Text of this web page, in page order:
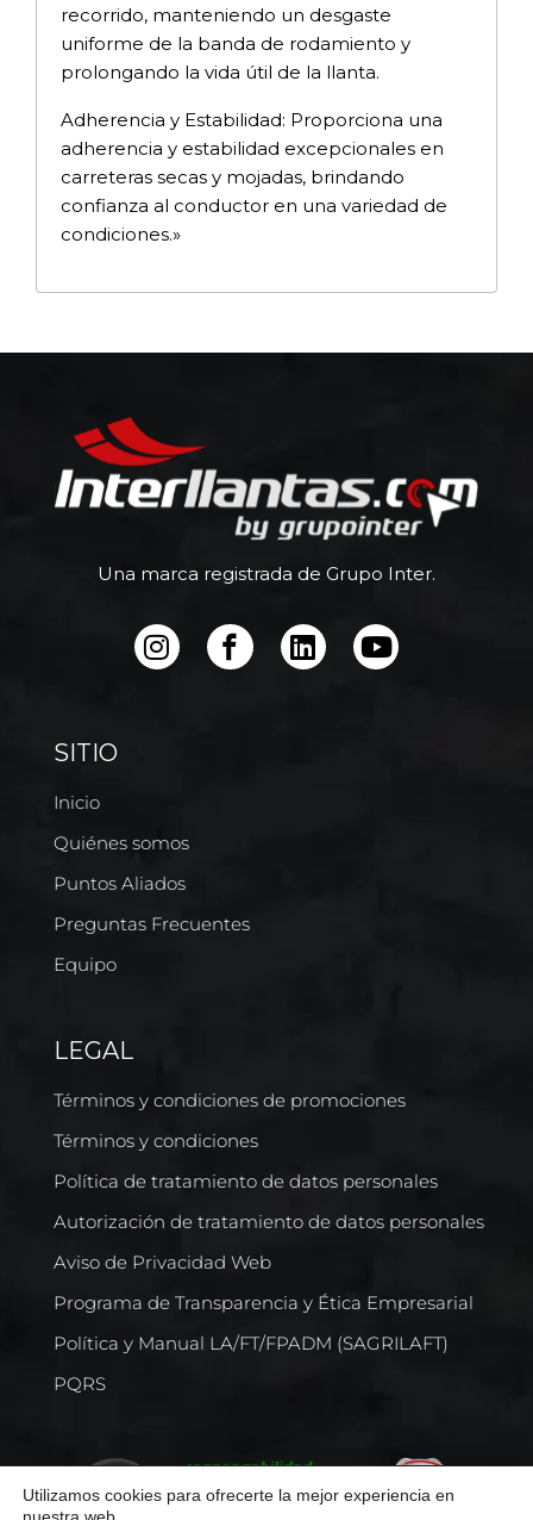
recorrido, manteniendo un desgaste
uniforme de la banda de rodamiento y
prolongando la vida útil de la llanta.
Adherencia y Estabilidad: Proporciona una
adherencia y estabilidad excepcionales en
carreteras secas y mojadas, brindando
confianza al conductor en una variedad de
condiciones.»
Una marca registrada de Grupo Inter.
SITIO
Inicio
Quiénes somos
Puntos Aliados
Preguntas Frecuentes
Equipo
LEGAL
Términos y condiciones de promociones
Términos y condiciones
Política de tratamiento de datos personales
Autorización de tratamiento de datos personales
Aviso de Privacidad Web
Programa de Transparencia y Ética Empresarial
Política y Manual LA/FT/FPADM (SAGRILAFT)
PQRS
Utilizamos cookies para ofrecerte la mejor experiencia en